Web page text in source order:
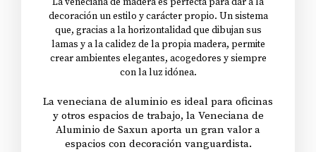
decoración un estilo y carácter propio. Un sistema
que, gracias a la horizontalidad que dibujan sus
lamas y a la calidez de la propia madera, permite
crear ambientes elegantes, acogedores y siempre
con la luz idónea.
La veneciana de aluminio es ideal para oficinas
y otros espacios de trabajo, la Veneciana de
Aluminio de Saxun aporta un gran valor a
espacios con decoración vanguardista.